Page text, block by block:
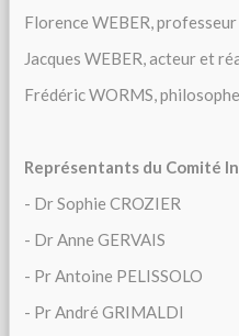
Florence WEBER,
Jacques WEBER, acteur et
Frédéric WORMS, philosophe
Représentants du Comité
- Dr Sophie CROZIER
- Dr Anne GERVAIS
- Pr Antoine PELISSOLO
- Pr André GRIMALDI